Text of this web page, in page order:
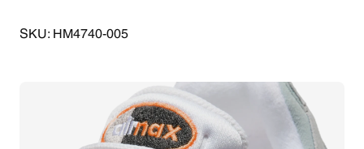
SKU: HM4740-005